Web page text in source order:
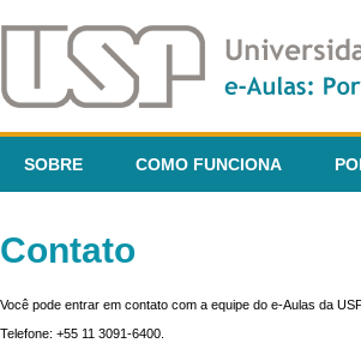
SOBRE COMO FUNCIONA
Contato
Você pode entrar em contato com a equipe do e-Aulas da
Telefone: +55 11 3091-6400.